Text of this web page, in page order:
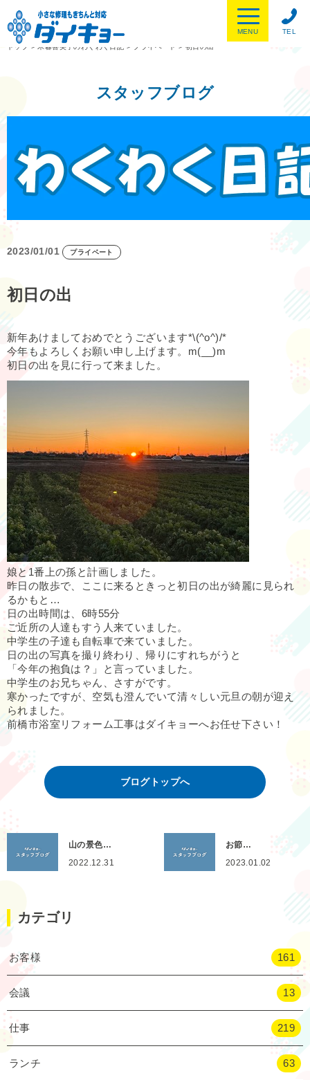
TEL
MENU
トップ
> 木暮喜美子のわくわく日記 > プライベート >初日の出
スタッフブログ
2023/01/01 プライベート
初日の出
新年あけましておめでとうございます*\(^o^)/*
今年もよろしくお願い申し上げます。m(__)m
初日の出を見に行って来ました。
娘と1番上の孫と計画しました。
昨日の散歩で、ここに来るときっと初日の出が綺麗に見られ
るかもと…
日の出時間は、6時55分
ご近所の人達もすう人来ていました。
中学生の子達も自転車で来ていました。
日の出の写真を撮り終わり、帰りにすれちがうと
「今年の抱負は？」と言っていました。
中学生のお兄ちゃん、さすがです。
寒かったですが、空気も澄んでいて清々しい元旦の朝が迎え
られました。
前橋市浴室リフォーム工事はダイキョーへお任せ下さい！
ブログトップへ
山の景色…
2022.12.31
お節…
2023.01.02
カテゴリ
お客様 161
会議 13
仕事 219
ランチ 63